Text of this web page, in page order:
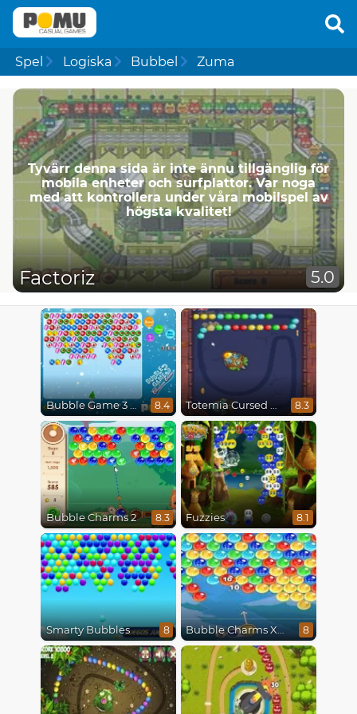
Spel Logiska Bubbel Zuma
Tyvärr denna sida är inte ännu tillgänglig för
mobila enheter och surfplattor. Var noga
med att kontrollera under våra mobilspel av
högsta kvalitet!
Factoriz 5.0
Bubble Game 3 Christmas 8.4 Totemia Cursed Marbles 8.3
Bubble Charms 2 8.3 Fuzzies 8.1
Smarty Bubbles 8 Bubble Charms Xmas 8